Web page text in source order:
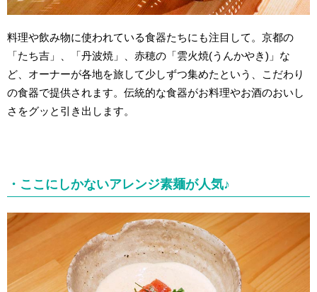
料理や飲み物に使われている食器たちにも注目して。京都の
「たち吉」、「丹波焼」、赤穂の「雲火焼(うんかやき)」な
ど、オーナーが各地を旅して少しずつ集めたという、こだわり
の食器で提供されます。伝統的な食器がお料理やお酒のおいし
さをグッと引き出します。
・ここにしかないアレンジ素麺が人気♪